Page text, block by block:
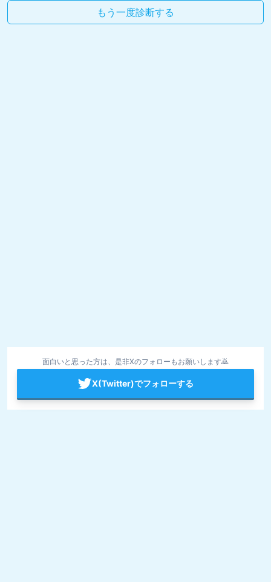
もう一度診断する
面白いと思った方は、是非Xのフォローもお願いします🙇
X(Twitter)でフォローする